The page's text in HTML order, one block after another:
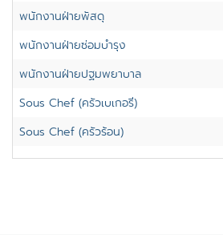
พนักงานฝ่ายพัสดุ
พนักงานฝ่ายซ่อมบำรุง
พนักงานฝ่ายปฐมพยาบาล
Sous Chef (ครัวเบเกอรี่)
Sous Chef (ครัวร้อน)